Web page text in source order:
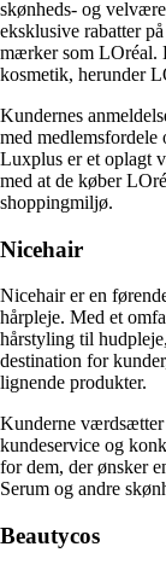
skønheds- og
eksklusive rabatter
mærker som LOréal.
kosmetik, herunder
Kundernes
med medlemsfordele
Luxplus er et oplagt
med at de køber
shoppingmiljø.
Nicehair
Nicehair er en
hårpleje. Med et
hårstyling til
destination for
lignende produkter.
Kunderne værdsætter
kundeservice og
for dem, der ønsker
Serum og andre
Beautycos